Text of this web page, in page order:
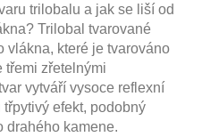
trilobalu a jak se liší od
Trilobal tvarované
vlákna, které je tvarováno
třemi zřetelnými
vytváří vysoce reflexní
efekt, podobný
drahého kamene.